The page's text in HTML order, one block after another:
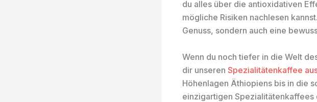
du alles über die antioxidativen
mögliche Risiken nachlesen
Genuss, sondern auch eine
Wenn du noch tiefer in die Welt
dir unseren Spezialitätenkaffee
Höhenlagen Äthiopiens bis in die
einzigartigen